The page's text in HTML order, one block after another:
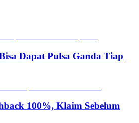
Dapat Pulsa Ganda Tiap
100%, Klaim Sebelum